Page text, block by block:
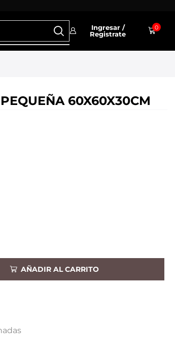
Ingresar /
Registrate
0
60X60X30CM
AÑADIR AL CARRITO